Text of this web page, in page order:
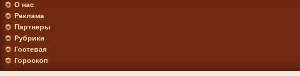
О нас
Реклама
Партнеры
Рубрики
Гостевая
Гороскоп